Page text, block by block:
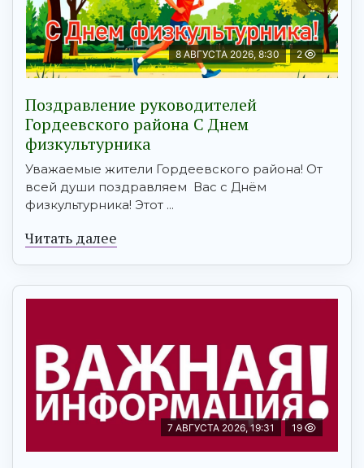
8 АВГУСТА 2026, 8:30 2
Поздравление руководителей
Гордеевского района С Днем
физкультурника
Уважаемые жители Гордеевского района! От
всей души поздравляем Вас с Днём
физкультурника! Этот ...
Читать далее
7 АВГУСТА 2026, 19:31 19